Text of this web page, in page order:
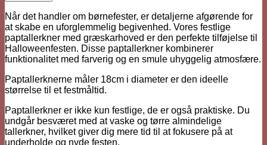
Ø
18
cm,
6
styk
quantity
Når det handler om børnefester, er detaljerne afgørende for
at skabe en uforglemmelig begivenhed. Vores festlige
paptallerkner med græskarhoved er den perfekte tilføjelse til
Halloweenfesten. Disse paptallerkner kombinerer
funktionalitet med farverig og en smule uhyggelig atmosfære.
Paptallerknerne måler 18cm i diameter er den ideelle
størrelse til et festmåltid.
Paptallerkner er ikke kun festlige, de er også praktiske. Du
undgår besværet med at vaske og tørre almindelige
tallerkner, hvilket giver dig mere tid til at fokusere på at
underholde og nyde festen.